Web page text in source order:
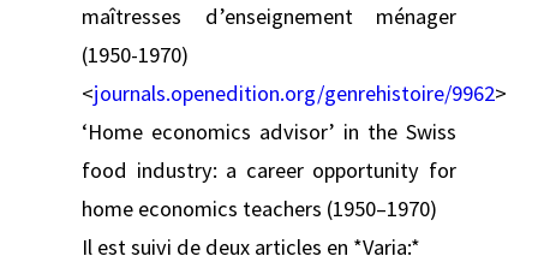
maîtresses d’enseignement ménager
(1950-1970)
<journals.openedition.org/genrehistoire/9962>
‘Home economics advisor’ in the Swiss
food industry: a career opportunity for
home economics teachers (1950–1970)
Il est suivi de deux articles en *Varia:*